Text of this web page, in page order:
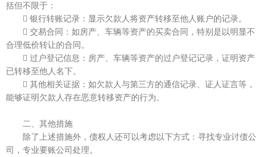
括但不限于：
 银行转账记录：显示欠款人将资产转移至他人账户的记录。
 交易合同：如房产、车辆等资产的买卖合同，特别是以明显不
合理低价转让的合同。
 过户登记信息：房产、车辆等资产的过户登记记录，证明资产
已转移至他人名下。
 其他相关证据：如欠款人与第三方的通信记录、证人证言等，
能够证明欠款人存在恶意转移资产的行为。
二、其他措施
除了上述措施外，债权人还可以考虑以下方式：寻找专业讨债公
司，专业要账公司处理。